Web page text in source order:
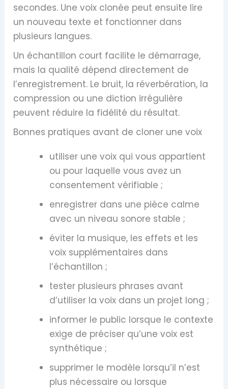
secondes. Une voix clonée peut ensuite lire
un nouveau texte et fonctionner dans
plusieurs langues.
Un échantillon court facilite le démarrage,
mais la qualité dépend directement de
l’enregistrement. Le bruit, la réverbération, la
compression ou une diction irrégulière
peuvent réduire la fidélité du résultat.
Bonnes pratiques avant de cloner une voix
utiliser une voix qui vous appartient
ou pour laquelle vous avez un
consentement vérifiable ;
enregistrer dans une pièce calme
avec un niveau sonore stable ;
éviter la musique, les effets et les
voix supplémentaires dans
l’échantillon ;
tester plusieurs phrases avant
d’utiliser la voix dans un projet long ;
informer le public lorsque le contexte
exige de préciser qu’une voix est
synthétique ;
supprimer le modèle lorsqu’il n’est
plus nécessaire ou lorsque